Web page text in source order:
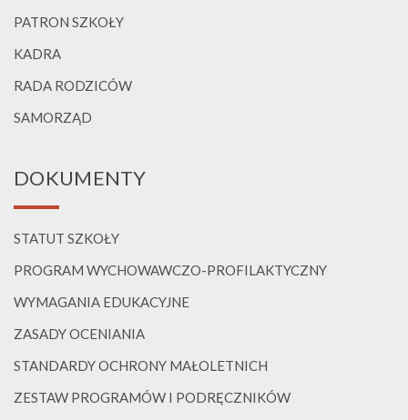
PATRON SZKOŁY
KADRA
RADA RODZICÓW
SAMORZĄD
DOKUMENTY
STATUT SZKOŁY
PROGRAM WYCHOWAWCZO-PROFILAKTYCZNY
WYMAGANIA EDUKACYJNE
ZASADY OCENIANIA
STANDARDY OCHRONY MAŁOLETNICH
ZESTAW PROGRAMÓW I PODRĘCZNIKÓW